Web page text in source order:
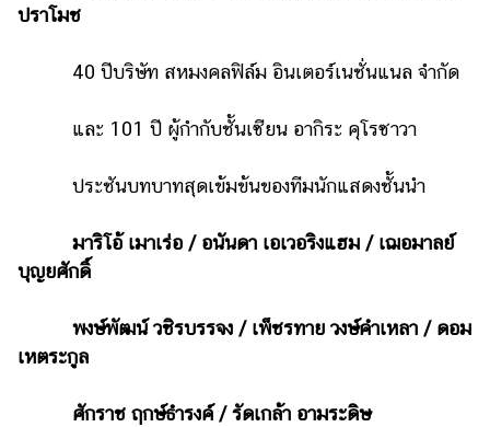
ปราโมช
40 ปีบริษัท สหมงคลฟิล์ม อินเตอร์เนชั่นแนล จำกัด
และ 101 ปี ผู้กำกับชั้นเซียน อากิระ คุโรซาวา
ประชันบทบาทสุดเข้มข้นของทีมนักแสดงชั้นนำ
มาริโอ้ เมาเร่อ / อนันดา เอเวอริงแฮม / เฌอมาลย์
บุญยศักดิ์
พงษ์พัฒน์ วชิรบรรจง / เพ็ชรทาย วงษ์คำเหลา / ดอม
เหตระกูล
ศักราช ฤกษ์ธำรงค์ / รัดเกล้า อามระดิษ